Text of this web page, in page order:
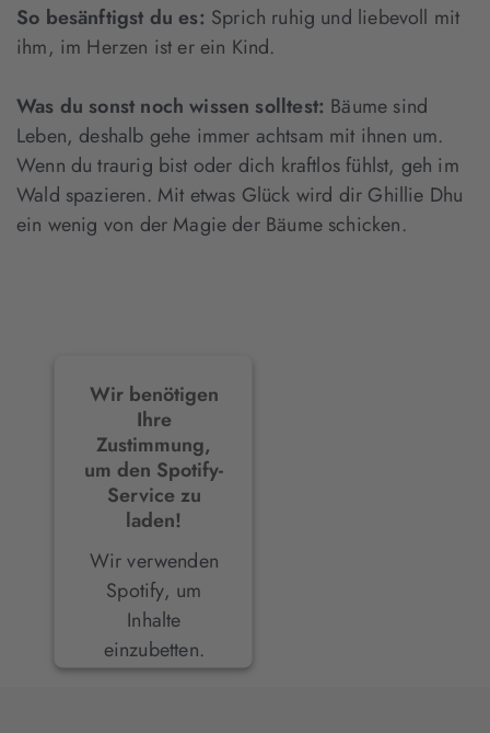
So besänftigst du es: Sprich ruhig und liebevoll mit
ihm, im Herzen ist er ein Kind.
Was du sonst noch wissen solltest: Bäume sind
Leben, deshalb gehe immer achtsam mit ihnen um.
Wenn du traurig bist oder dich kraftlos fühlst, geh im
Wald spazieren. Mit etwas Glück wird dir Ghillie Dhu
ein wenig von der Magie der Bäume schicken.
Wir benötigen
Ihre
Zustimmung,
um den Spotify-
Service zu
laden!
Wir verwenden
Spotify, um
Inhalte
einzubetten.
Dieser Service